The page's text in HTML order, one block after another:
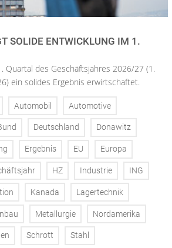
SOLIDE ENTWICKLUNG IM 1.
Quartal des Geschäftsjahres 2026/27 (1.
ein solides Ergebnis erwirtschaftet.
Automobil Automotive
Deutschland Donawitz
Ergebnis EU Europa
HZ Industrie ING
Kanada Lagertechnik
Metallurgie Nordamerika
Schrott Stahl